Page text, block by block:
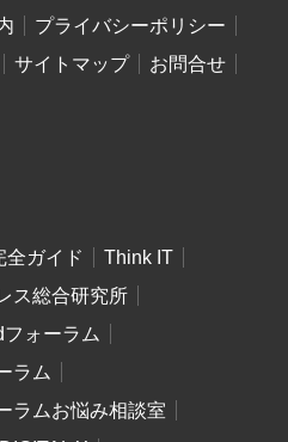
プライバシーポリシー
サイトマップ
お問合せ
全ガイド
Think IT
ス総合研究所
ォーラム
ラム
ラムお悩み相談室